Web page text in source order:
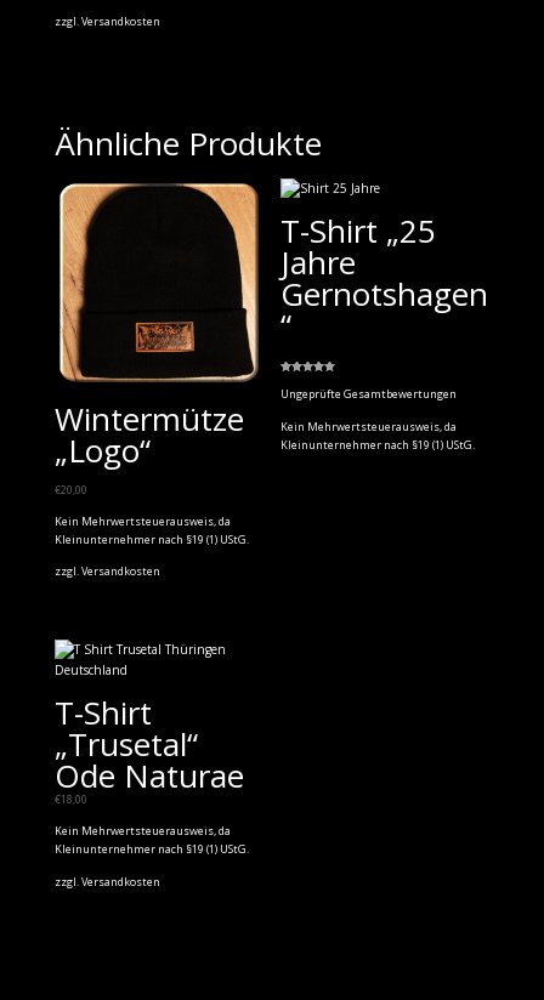
zzgl.Versandkosten
Ähnliche Produkte
Wintermütze
„Logo“
€20,00
Kein Mehrwertsteuerausweis, da
Kleinunternehmer nach §19 (1) UStG.
zzgl.Versandkosten
T-Shirt „25
Jahre
Gernotshagen
“
mit
5.00
Ungeprüfte Gesamtbewertungen
Kein Mehrwertsteuerausweis, da
Kleinunternehmer nach §19 (1) UStG.
T-Shirt
„Trusetal“
Ode Naturae
€18,00
Kein Mehrwertsteuerausweis, da
Kleinunternehmer nach §19 (1) UStG.
zzgl. Versandkosten